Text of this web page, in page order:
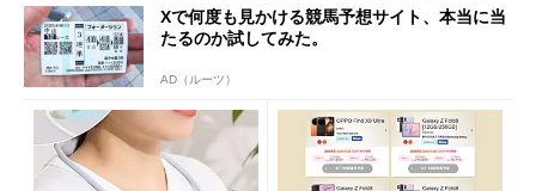
Xで何度も見かける競馬予想サイト、本当に当
たるのか試してみた。
AD（ルーツ）